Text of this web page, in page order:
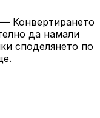
Конвертирането
да намали
споделянето по